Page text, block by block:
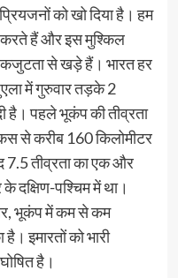
को खो दिया है। हम
करते हैं और इस मुश्किल
से खड़े हैं। भारत हर
में गुरुवार तड़के 2
है। पहले भूकंप की तीव्रता
से करीब 160 किलोमीटर
7.5 तीव्रता का एक और
दक्षिण-पश्चिम में था।
भूकंप में कम से कम
इमारतों को भारी
है।